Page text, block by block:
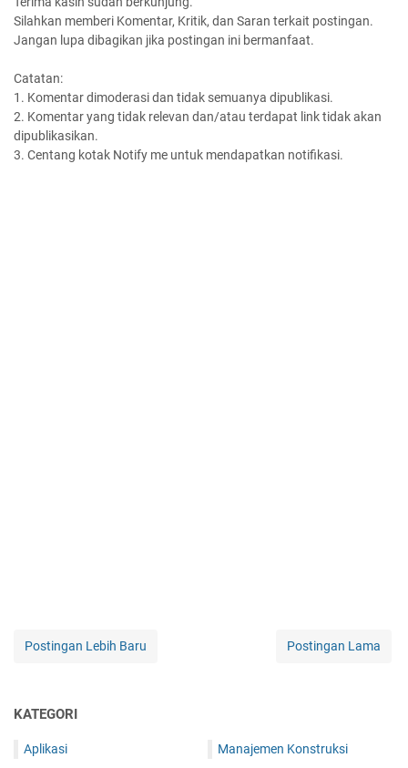
Silahkan memberi Komentar, Kritik, dan Saran terkait postingan.
Jangan lupa dibagikan jika postingan ini bermanfaat.
Catatan:
1. Komentar dimoderasi dan tidak semuanya dipublikasi.
2. Komentar yang tidak relevan dan/atau terdapat link tidak akan
dipublikasikan.
3. Centang kotak Notify me untuk mendapatkan notifikasi.
Postingan Lebih Baru Postingan Lama
KATEGORI
Aplikasi
Manajemen Konstruksi